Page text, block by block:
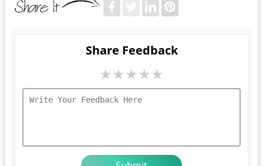
Share Feedback
★★★★★